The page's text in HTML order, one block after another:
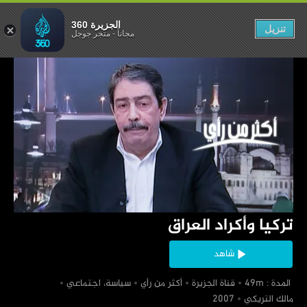
‏تركيا وأكراد العراق
شاهد
‏ المدة : 49m
‏قناة الجزيرة ‏أكثر من رأي
‏سياسة، اجتماعي
‏مالك التريكي
وأكراد العراق
الجزيرة 360
مجاناً-متجر جوجل تنزيل